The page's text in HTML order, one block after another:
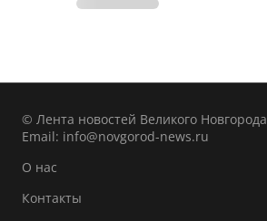
© Лента новостей Великого Новгорода
Email: info@novgorod-news.ru
О нас
Контакты